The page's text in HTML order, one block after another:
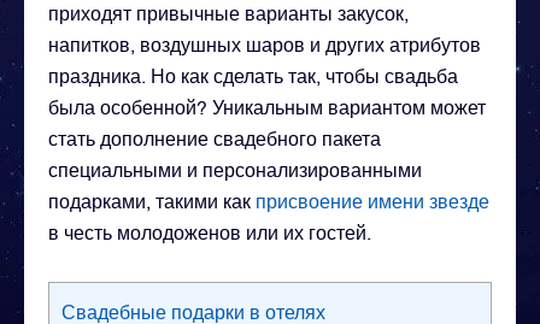
приходят привычные варианты закусок,
напитков, воздушных шаров и других атрибутов
праздника. Но как сделать так, чтобы свадьба
была особенной? Уникальным вариантом может
стать дополнение свадебного пакета
специальными и персонализированными
подарками, такими как присвоение имени звезде
в честь молодоженов или их гостей.
Свадебные подарки в отелях